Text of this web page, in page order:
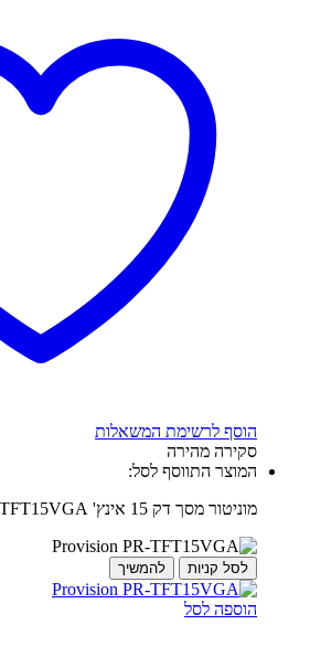
הוסף לרשימת המשאלות
סקירה מהירה
המוצר התווסף לסל:
מוניטור מסך דק 15 אינץ' Provision PR-TFT15VGA
לסל קניות להמשיך
הוספה לסל